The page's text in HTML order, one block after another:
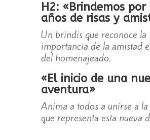
H2: «Brindemos por
años de risas y
Un brindis que reconoce la
importancia de la amistad
del homenajeado.
«El inicio de una
aventura»
Anima a todos a unirse a
que representa esta nueva